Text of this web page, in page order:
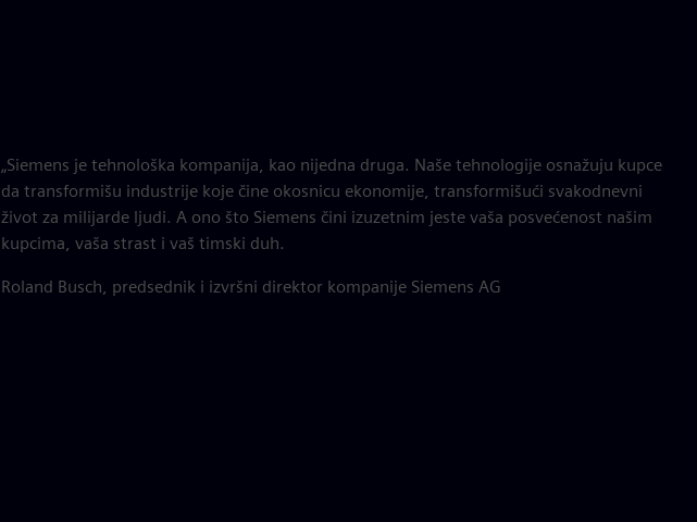
„Siemens je tehnološka kompanija, kao nijedna druga. Naše tehnologije osnažuju kupce
da transformišu industrije koje čine okosnicu ekonomije, transformišući svakodnevni
život za milijarde ljudi. A ono što Siemens čini izuzetnim jeste vaša posvećenost našim
kupcima, vaša strast i vaš timski duh.
Roland Busch, predsednik i izvršni direktor kompanije Siemens AG